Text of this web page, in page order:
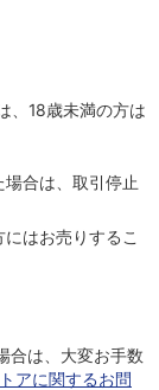
、18歳未満の方は
合は、取引停止
はお売りするこ
合は、大変お手数
アに関するお問